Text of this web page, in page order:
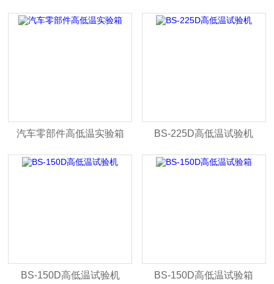
汽车零部件高低温实验箱 BS-225D高低温试验机
BS-150D高低温试验机 BS-150D高低温试验箱